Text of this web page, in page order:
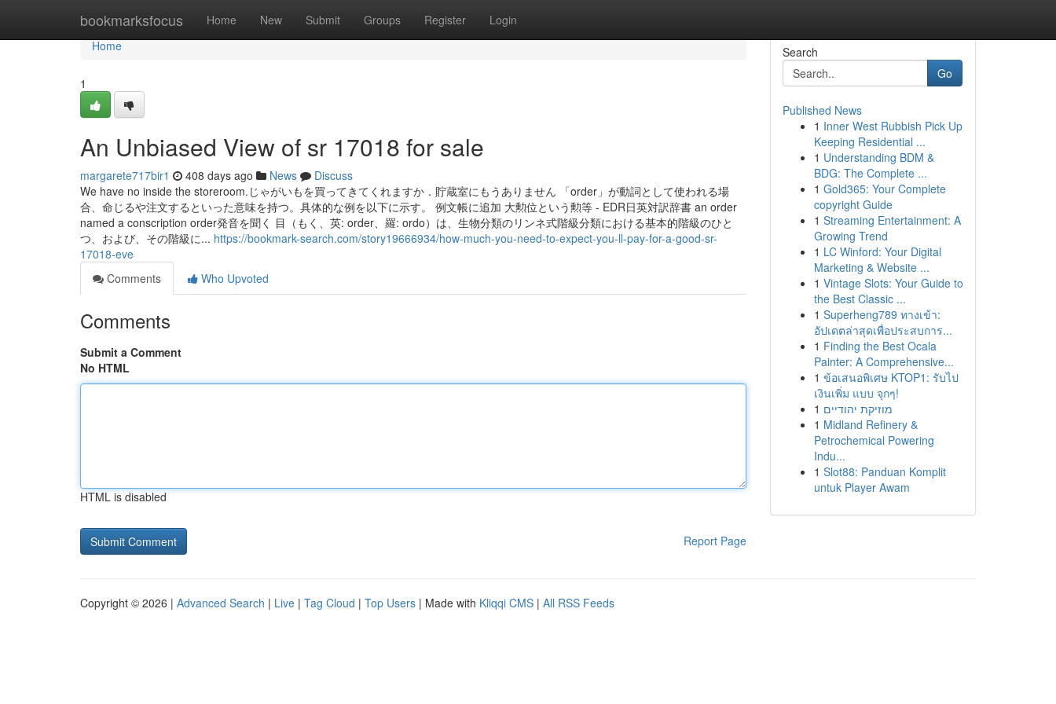
bookmarksfocus Home New Submit Groups Register Login
Home
Home
1
An Unbiased View of sr 17018 for sale
margarete717bir1 408 days ago News
Discuss
We have no inside the storeroom.じゃがいもを買ってきてくれますか．貯蔵室にもうありません 「order」が動詞として使われる場
合、命じるや注文するといった意味を持つ。具体的な例を以下に示す。 例文帳に追加 大勲位という勲等 - EDR日英対訳辞書 an order
named a conscription order発音を聞く 目（もく、英: order、羅: ordo）は、生物分類のリンネ式階級分類における基本的階級のひと
つ、および、その階級に... https://bookmark-search.com/story19666934/how-much-you-need-to-expect-you-ll-pay-for-a-good-sr-
17018-eve
Comments
Who Upvoted
Comments
Submit a Comment
No HTML
HTML is disabled
Report Page
Search
Go
Published News
1 Inner West Rubbish Pick Up
Keeping Residential ...
1 Understanding BDM &
BDG: The Complete ...
1 Gold365: Your Complete
copyright Guide
1 Streaming Entertainment: A
Growing Trend
1 LC Winford: Your Digital
Marketing & Website ...
1 Vintage Slots: Your Guide to
the Best Classic ...
1 Superheng789 ทางเข้า:
อัปเดตล่าสุดเพื่อประสบการ...
1 Finding the Best Ocala
Painter: A Comprehensive...
1 ข้อเสนอพิเศษ KTOP1: รับไป
เงินเพิ่ม แบบ จุกๆ!
1 מוזיקת יהודיים
1 Midland Refinery &
Petrochemical Powering
Indu...
1 Slot88: Panduan Komplit
untuk Player Awam
Copyright © 2026 | Advanced Search | Live | Tag Cloud | Top Users | Made with Kliqqi CMS | All RSS Feeds